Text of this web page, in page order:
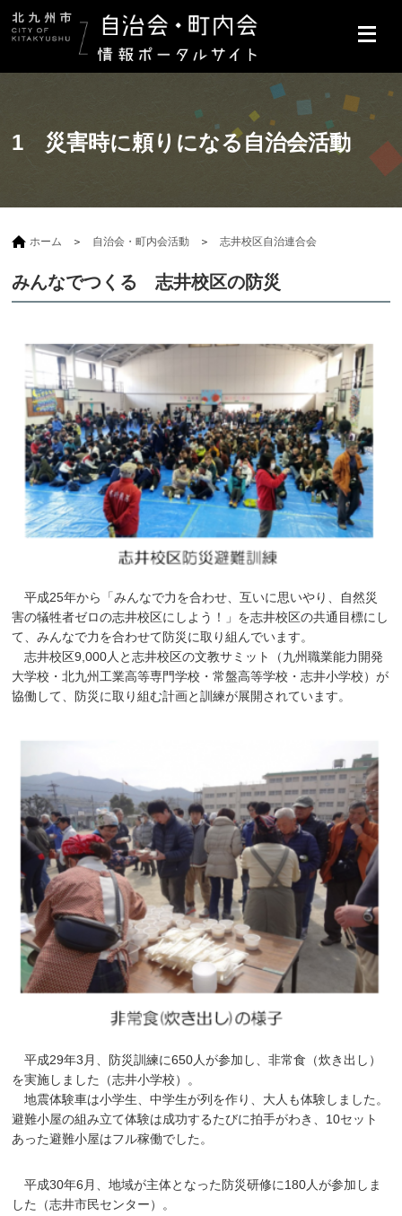
1 災害時に頼りになる自治会活動
ホーム 自治会・町内会活動 志井校区自治連合会
みんなでつくる 志井校区の防災
平成25年から「みんなで力を合わせ、互いに思いやり、自然災
害の犠牲者ゼロの志井校区にしよう！」を志井校区の共通目標にし
て、みんなで力を合わせて防災に取り組んでいます。
志井校区9,000人と志井校区の文教サミット（九州職業能力開発
大学校・北九州工業高等専門学校・常盤高等学校・志井小学校）が
協働して、防災に取り組む計画と訓練が展開されています。
平成29年3月、防災訓練に650人が参加し、非常食（炊き出し）
を実施しました（志井小学校）。
地震体験車は小学生、中学生が列を作り、大人も体験しました。
避難小屋の組み立て体験は成功するたびに拍手がわき、10セット
あった避難小屋はフル稼働でした。
平成30年6月、地域が主体となった防災研修に180人が参加しま
した（志井市民センター）。